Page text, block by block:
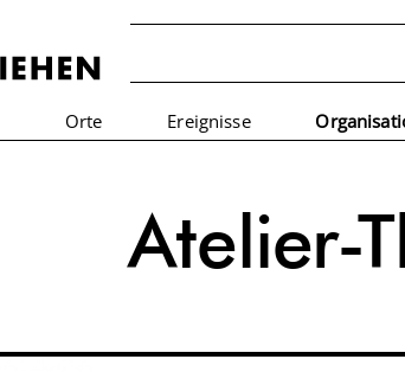
Orte Ereignisse
Atelier-